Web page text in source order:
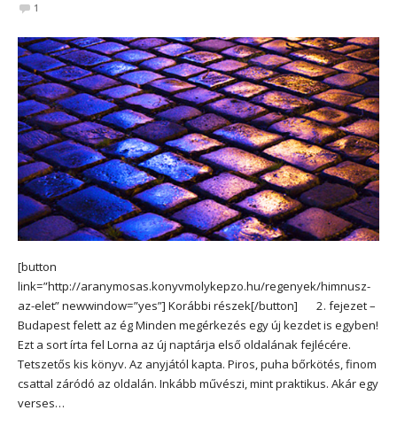
1
[button
link=”http://aranymosas.konyvmolykepzo.hu/regenyek/himnusz-
az-elet” newwindow=”yes”] Korábbi részek[/button] 2. fejezet –
Budapest felett az ég Minden megérkezés egy új kezdet is egyben!
Ezt a sort írta fel Lorna az új naptárja első oldalának fejlécére.
Tetszetős kis könyv. Az anyjától kapta. Piros, puha bőrkötés, finom
csattal záródó az oldalán. Inkább művészi, mint praktikus. Akár egy
verses…